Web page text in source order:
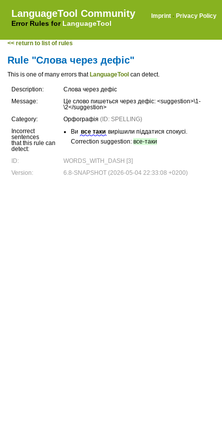
LanguageTool Community
Error Rules for LanguageTool
Imprint · Privacy Policy
<< return to list of rules
Rule "Слова через дефіс"
This is one of many errors that LanguageTool can detect.
Description:
Слова через дефіс
Message:
Це слово пишеться через дефіс: <suggestion>\1-
\2</suggestion>
Category:
Орфографія (ID: SPELLING)
Incorrect
sentences
that this rule can
detect:
Ви все таки вирішили піддатися спокусі.
Correction suggestion: все-таки
ID:
WORDS_WITH_DASH [3]
Version:
6.8-SNAPSHOT (2026-05-04 22:33:08 +0200)